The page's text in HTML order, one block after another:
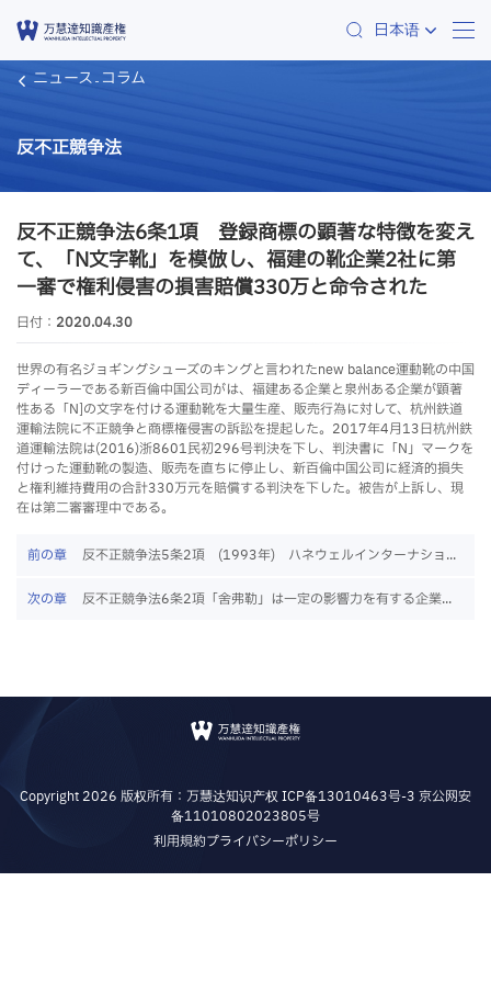
日本语
ニュース コラム
反不正競争法
反不正競争法6条1項 登録商標の顕著な特徴を変え
て、「N文字靴」を模倣し、福建の靴企業2社に第
一審で権利侵害の損害賠償330万と命令された
日付： 2020.04.30
世界の有名ジョギングシューズのキングと言われたnew balance運動靴の中国
ディーラーである新百倫中国公司がは、福建ある企業と泉州ある企業が顕著
性ある「N]の文字を付ける運動靴を大量生産、販売行為に対して、杭州鉄道
運輸法院に不正競争と商標権侵害の訴訟を提起した。2017年4月13日杭州鉄
道運輸法院は(2016)浙8601民初296号判決を下し、判決書に「N」マークを
付けった運動靴の製造、販売を直ちに停止し、新百倫中国公司に経済的損失
と権利維持費用の合計330万元を賠償する判決を下した。被告が上訴し、現
在は第二審審理中である。
前の章 反不正競争法5条2項 (1993年) ハネウェルインターナショ...
次の章 反不正競争法6条2項「舍弗勒」は一定の影響力を有する企業...
Copyright 2026 版权所有：万慧达知识产权ICP备13010463号-3 京公网安
备11010802023805号
利用規約プライバシーポリシー